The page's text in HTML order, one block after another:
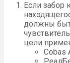
Если забор
должны
цели
Cobas